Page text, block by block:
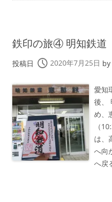
鉄印の旅④ 明知鉄
投稿日 2020年7月25日 by
愛知
後、
め、
（
は、
へ向
へ戻